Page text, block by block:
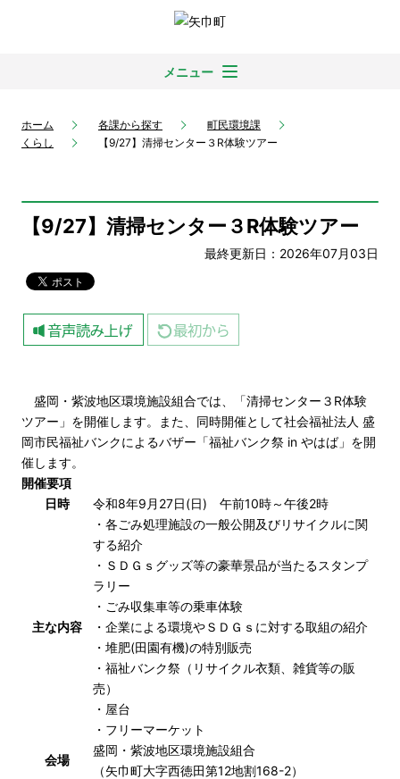
メニュー
ホーム 各課から探す
町民環境課
くらし
【9/27】清掃センター３R体験ツアー
【9/27】清掃センター３R体験ツアー
最終更新日：2026年07月03日
盛岡・紫波地区環境施設組合では、「清掃センター３R体験
ツアー」を開催します。また、同時開催として社会福祉法人 盛
岡市民福祉バンクによるバザー「福祉バンク祭 in やはば」を開
催します。
開催要項
日時
令和8年9月27日(日) 午前10時～午後2時
主な内容
・各ごみ処理施設の一般公開及びリサイクルに関
する紹介
・ＳＤＧｓグッズ等の豪華景品が当たるスタンプ
ラリー
・ごみ収集車等の乗車体験
・企業による環境やＳＤＧｓに対する取組の紹介
・堆肥(田園有機)の特別販売
・福祉バンク祭（リサイクル衣類、雑貨等の販
売）
・屋台
・フリーマーケット
会場
盛岡・紫波地区環境施設組合
（矢巾町大字西徳田第12地割168-2）